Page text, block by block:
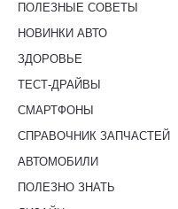
ПОЛЕЗНЫЕ СОВЕТЫ
НОВИНКИ АВТО
ЗДОРОВЬЕ
ТЕСТ-ДРАЙВЫ
СМАРТФОНЫ
СПРАВОЧНИК ЗАПЧАСТЕЙ
АВТОМОБИЛИ
ПОЛЕЗНО ЗНАТЬ